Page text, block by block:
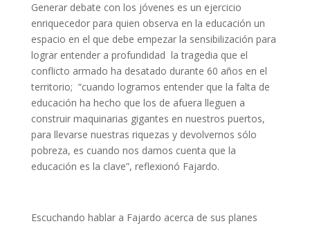
Generar debate con los jóvenes es un ejercicio
enriquecedor para quien observa en la educación un
espacio en el que debe empezar la sensibilización para
lograr entender a profundidad la tragedia que el
conflicto armado ha desatado durante 60 años en el
territorio; “cuando logramos entender que la falta de
educación ha hecho que los de afuera lleguen a
construir maquinarias gigantes en nuestros puertos,
para llevarse nuestras riquezas y devolvernos sólo
pobreza, es cuando nos damos cuenta que la
educación es la clave”, reflexionó Fajardo.
Escuchando hablar a Fajardo acerca de sus planes